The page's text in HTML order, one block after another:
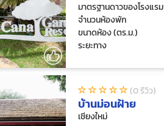
มาตรฐานดาวของโรงแรม
จำนวนห้องพัก
ขนาดห้อง (ตร.ม.)
ระยะทาง
(0 รีวิว)
บ้านม่อนฝ้าย
เชียงใหม่